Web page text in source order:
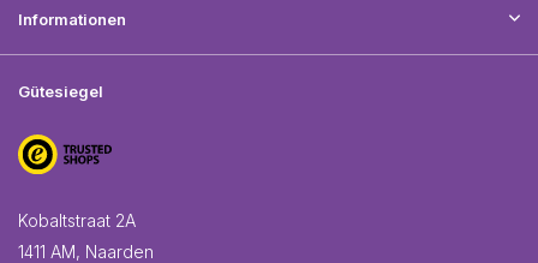
Informationen
Gütesiegel
Kobaltstraat 2A
1411 AM, Naarden